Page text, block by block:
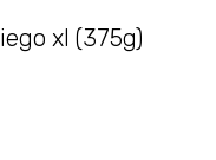
xl (375g)